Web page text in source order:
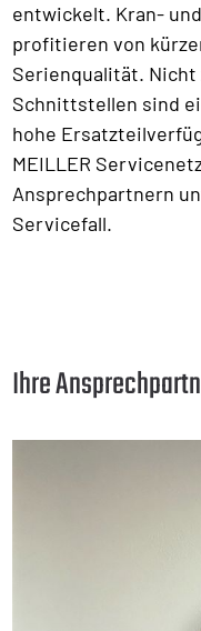
entwickelt. Kran-
profitieren von
Serienqualität.
Schnittstellen sind
hohe
MEILLER
Ansprechpartnern
Servicefall.
Ihre